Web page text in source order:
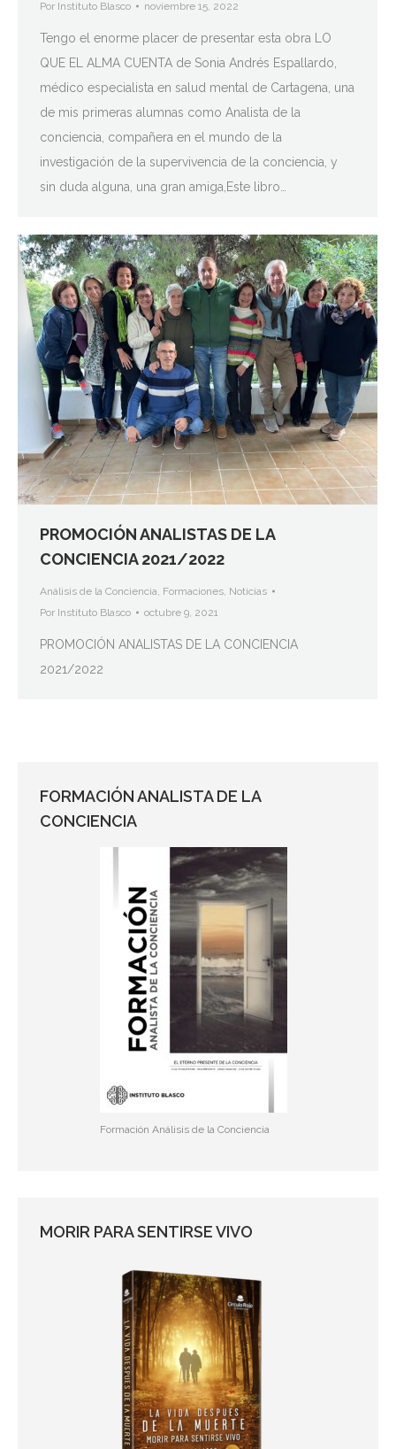
Por Instituto Blasco noviembre 15, 2022
Tengo el enorme placer de presentar esta obra LO
QUE EL ALMA CUENTA de Sonia Andrés Espallardo,
médico especialista en salud mental de Cartagena, una
de mis primeras alumnas como Analista de la
conciencia, compañera en el mundo de la
investigación de la supervivencia de la conciencia, y
sin duda alguna, una gran amiga,Este libro…
PROMOCIÓN ANALISTAS DE LA
CONCIENCIA 2021/2022
Análisis de la Conciencia, Formaciones, Noticias
Por Instituto Blasco octubre 9, 2021
PROMOCIÓN ANALISTAS DE LA CONCIENCIA
2021/2022
FORMACIÓN ANALISTA DE LA
CONCIENCIA
Formación Análisis de la Conciencia
MORIR PARA SENTIRSE VIVO